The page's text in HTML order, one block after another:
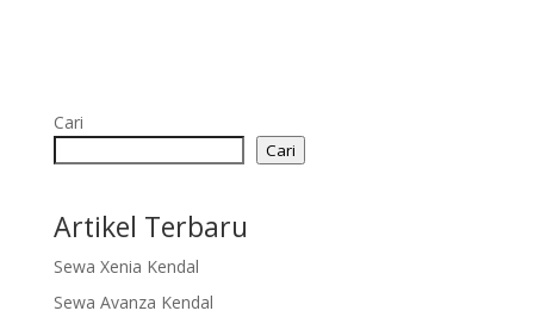
Cari
Cari
Artikel Terbaru
Sewa Xenia Kendal
Sewa Avanza Kendal